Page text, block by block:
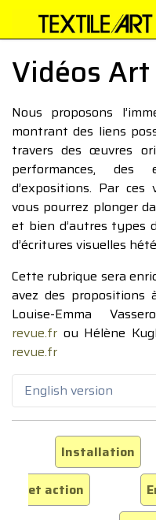
Vidéos
Nous proposons
montrant des liens
travers des œuvres
performances,
d’expositions. Par
vous pourrez plonger
et bien d’autres types
d’écritures visuelles
Cette rubrique sera
avez des propositions
Louise-Emma
revue.fr ou Hélène
revue.fr
English version
Installation
et action